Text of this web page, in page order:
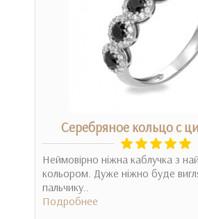
Серебряное кольцо с
Неймовірно ніжна каблучка з
кольором. Дуже ніжно буде
пальчику..
Подробнее